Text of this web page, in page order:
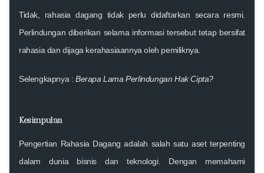
Tidak, rahasia dagang tidak perlu didaftarkan secara resmi.
Perlindungan diberikan selama informasi tersebut tetap bersifat
rahasia dan dijaga kerahasiaannya oleh pemiliknya.
Selengkapnya : Berapa Lama Perlindungan Hak Cipta?
Kesimpulan
Pengertian Rahasia Dagang adalah salah satu aset terpenting
dalam dunia bisnis dan teknologi. Dengan memahami